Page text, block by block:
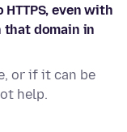
even with
that domain in
or if it can be
help.